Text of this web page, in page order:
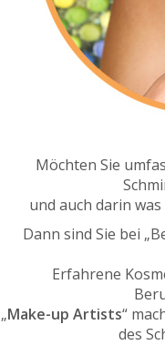
Möchten Sie
und auch darin
Dann sind Sie bei
Erfahrene
„Make-up Artists“
des